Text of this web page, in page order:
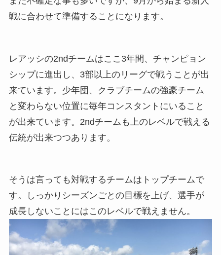
戦に合わせて準備することになります。
レアッシの2ndチームはここ3年間、チャンピョン
シップに進出し、3部以上のリーグで戦うことが出
来ています。少年団、クラブチームの強豪チーム
と変わらない位置に毎年コンスタントにいること
が出来ています。2ndチームも上のレベルで戦える
伝統が出来つつあります。
そうは言っても対戦するチームはトップチームで
す。しっかりシーズンごとの目標を上げ、選手が
成長しないことにはこのレベルで戦えません。